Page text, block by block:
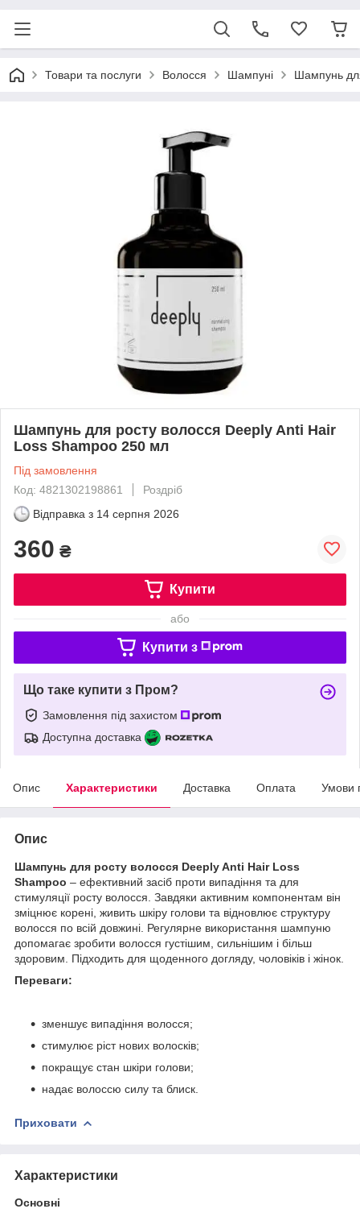
Товари та послуги Волосся Шампуні Шампунь
Шампунь для росту волосся Deeply Anti Hair
Loss Shampoo 250 мл
Під замовлення
Код: 4821302198861
Роздріб
Відправка з 14 серпня 2026
360 ₴
Купити
або
Купити з
Що таке купити з Пром?
Замовлення під захистом
Доступна доставка
Опис Характеристики Доставка Оплата Умови
Опис
Шампунь для росту волосся Deeply Anti Hair Loss
Shampoo – ефективний засіб проти випадіння та для
стимуляції росту волосся. Завдяки активним компонентам він
зміцнює корені, живить шкіру голови та відновлює структуру
волосся по всій довжині. Регулярне використання шампуню
допомагає зробити волосся густішим, сильнішим і більш
здоровим. Підходить для щоденного догляду, чоловіків і жінок.
Переваги:
зменшує випадіння волосся;
стимулює ріст нових волосків;
покращує стан шкіри голови;
надає волоссю силу та блиск.
Приховати
Характеристики
Основні